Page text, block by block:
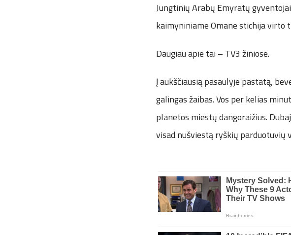
Jungtinių Arabų Emyratų
kaimyniniame Omane stichija virto
Daugiau apie tai – TV3 žiniose.
Į aukščiausią pasaulyje pastatą,
galingas žaibas. Vos per kelias
planetos miestų dangoraižius.
visad nušviestą ryškių parduotuvių